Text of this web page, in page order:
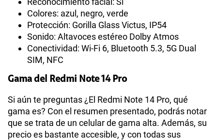
Colores: azul, negro, verde
Protección: Gorilla Glass Victus, IP54
Sonido: Altavoces estéreo Dolby Atmos
Conectividad: Wi-Fi 6, Bluetooth 5.3, 5G Dual
SIM, NFC
Gama del Redmi Note 14 Pro
Si aún te preguntas ¿El Redmi Note 14 Pro, qué
gama es? Con el resumen presentado, podrás notar
que se trata de un celular de gama alta. Además, su
precio es bastante accesible, y con todas sus